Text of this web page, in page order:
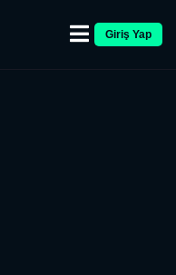
Giriş Yap